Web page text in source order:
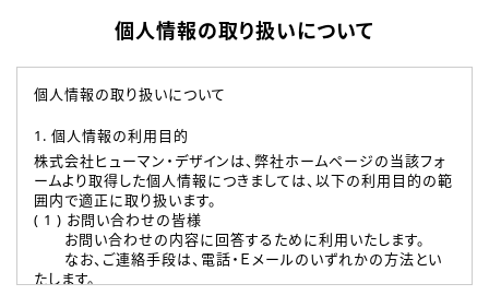
個人情報の取り扱いについて
個人情報の取り扱いについて
1. 個人情報の利用目的
株式会社ヒューマン・デザインは、弊社ホームページの当該フォ
ームより取得した個人情報につきましては、以下の利用目的の範
囲内で適正に取り扱います。
( 1 ) お問い合わせの皆様
お問い合わせの内容に回答するために利用いたします。
なお、ご連絡手段は、電話・Ｅメールのいずれかの方法とい
たします。